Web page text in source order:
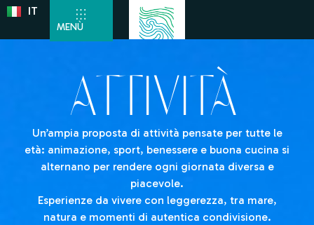
IT
DE
MENÙ
ATTIVITà
Un’ampia proposta di attività pensate per tutte le
età: animazione, sport, benessere e buona cucina si
alternano per rendere ogni giornata diversa e
piacevole.
Esperienze da vivere con leggerezza, tra mare,
natura e momenti di autentica condivisione.